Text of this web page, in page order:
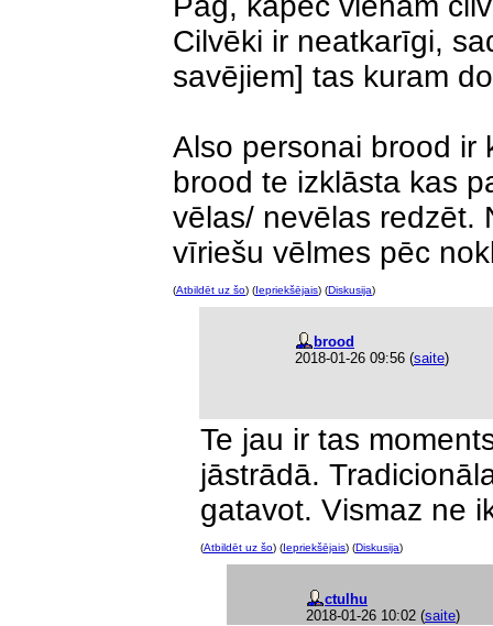
Cilvēki ir neatkarīgi,
savējiem] tas kuram
Also personai brood ir
brood te izklāsta kas
vēlas/ nevēlas redzēt.
vīriešu vēlmes pēc
(Atbildēt uz šo) (Iepriekšējais) (Diskusija)
brood
2018-01-26 09:56 (saite)
Te jau ir tas
jāstrādā.
gatavot. Vismaz ne
(Atbildēt uz šo) (Iepriekšējais) (Diskusija)
ctulhu
2018-01-26 10:02 (saite)